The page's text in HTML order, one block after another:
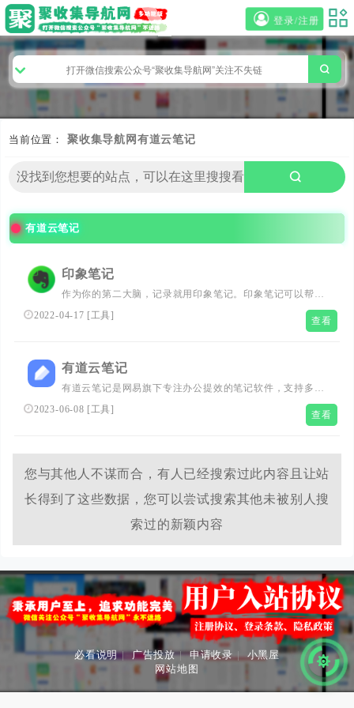
登录/注册
当前位置： 聚收集导航网 有道云笔记
有道云笔记
印象笔记
作为你的第二大脑，记录就用印象笔记。印象笔记可以帮助
你高效工作、学习与生活。支持无缝多端同步，快速保存微
信、微博、网页等内容，一站式完成信息的收集备份、高效
2022-04-17 [工具] 查看
有道云笔记
有道云笔记是网易旗下专注办公提效的笔记软件，支持多端
同步，用户可以随时随地对线上资料进行编辑、分享以及协
2023-06-08 [工具] 查看
您与其他人不谋而合，有人已经搜索过此内容且让站
长得到了这些数据，您可以尝试搜索其他未被别人搜
索过的新颖内容
必看说明 | 广告投放 | 申请收录 | 小黑屋
网站地图